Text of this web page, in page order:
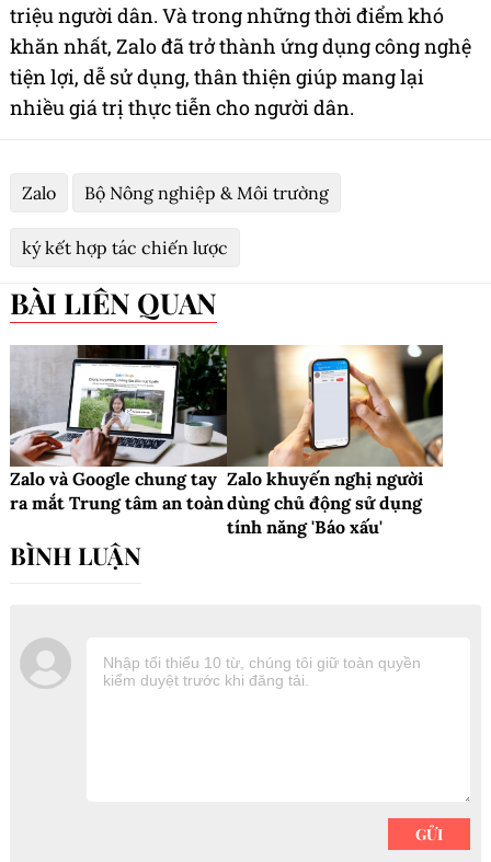
triệu người dân. Và trong những thời điểm khó
khăn nhất, Zalo đã trở thành ứng dụng công nghệ
tiện lợi, dễ sử dụng, thân thiện giúp mang lại
nhiều giá trị thực tiễn cho người dân.
Zalo Bộ Nông nghiệp & Môi trường
ký kết hợp tác chiến lược
BÀI LIÊN QUAN
Zalo và Google chung tay
ra mắt Trung tâm an toàn
Zalo khuyến nghị người
dùng chủ động sử dụng
tính năng 'Báo xấu'